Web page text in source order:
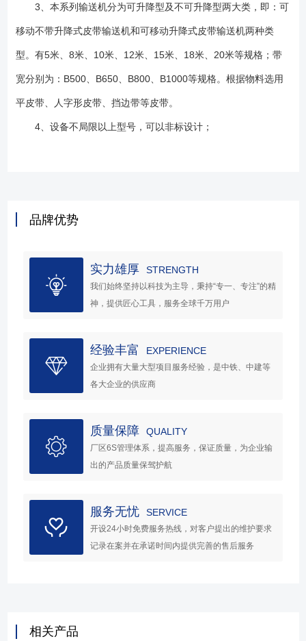
3、本系列输送机分为可升降型及不可升降型两大类，即：可
移动不带升降式皮带输送机和可移动升降式皮带输送机两种类
型。有5米、8米、10米、12米、15米、18米、20米等规格；带
宽分别为：B500、B650、B800、B1000等规格。根据物料选用
平皮带、人字形皮带、挡边带等皮带。
4、设备不局限以上型号，可以非标设计；
品牌优势
实力雄厚 STRENGTH
我们始终坚持以科技为主导，秉持“专一、专注”的精
神，提供匠心工具，服务全球千万用户
经验丰富 EXPERIENCE
企业拥有大量大型项目服务经验，是中铁、中建等
各大企业的供应商
质量保障 QUALITY
厂区6S管理体系，提高服务，保证质量，为企业输
出的产品质量保驾护航
服务无忧 SERVICE
开设24小时免费服务热线，对客户提出的维护要求
记录在案并在承诺时间内提供完善的售后服务
相关产品